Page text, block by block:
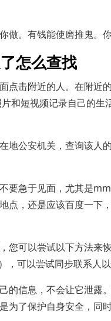
。有钱能使磨推鬼。
怎么查找
点击附近的人。在附近
和短视频记录自己的生
地公安机关，查询该人
要急于见面，尤其是
点，还是应该百度一下
您可以尝试以下方法来
可以尝试同步联系人以
的信息，不会让它泄露
为了保护自身安全，同